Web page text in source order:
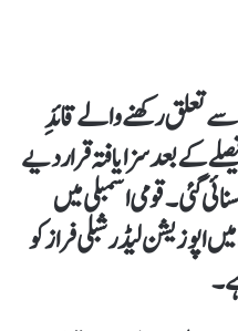
تعلق رکھنے والے قائدِ
کے بعد سزا یافتہ قرار دیے
گئی۔ قومی اسمبلی میں
اپوزیشن لیڈر شبلی فراز کو